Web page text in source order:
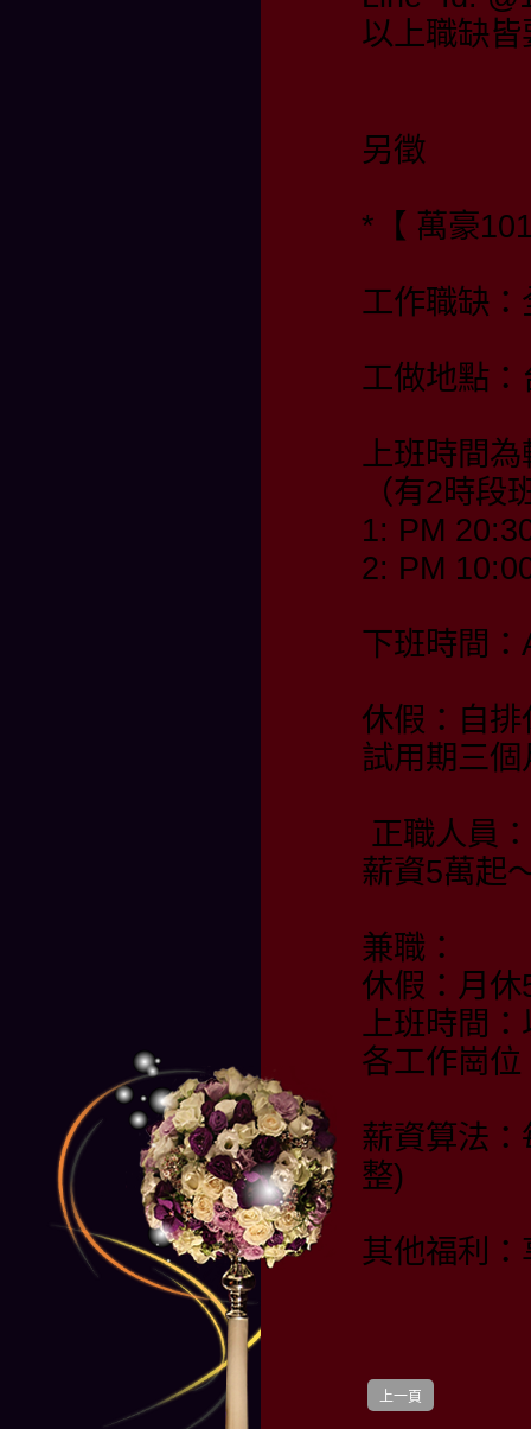
以上職缺
另徵
*【 萬豪
工作職缺
工做地點
上班時間
（有2時段
1: PM
2: PM
下班時間
休假：自
試用期三
正職人員：
薪資5萬起
兼職：
休假：月休
上班時間
各工作崗位
薪資算法
整)
其他福利
上一頁